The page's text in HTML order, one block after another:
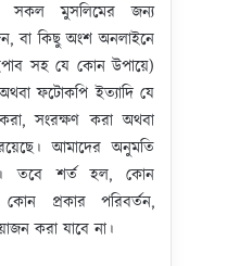
সকল মুসলিমের জন্য
বা কিছু অংশ অনলাইনে
সহ যে কোন উপায়ে)
ফটোকপি ইত্যাদি যে
সংরক্ষণ করা অথবা
আমাদের অনুমতি
তবে শর্ত হল, কোন
কোন প্রকার পরিবর্তন,
করা যাবে না।